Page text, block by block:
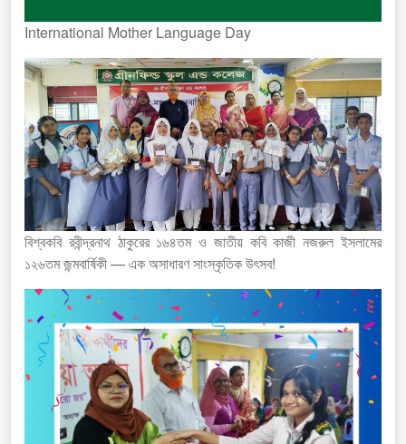
International Mother Language Day
বিশ্বকবি রবীন্দ্রনাথ ঠাকুরের ১৬৪তম ও জাতীয় কবি কাজী নজরুল ইসলামের
১২৬তম জন্মবার্ষিকী — এক অসাধারণ সাংস্কৃতিক উৎসব!